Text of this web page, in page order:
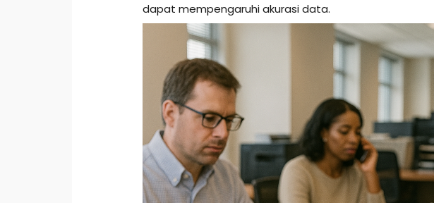
dapat mempengaruhi akurasi data.